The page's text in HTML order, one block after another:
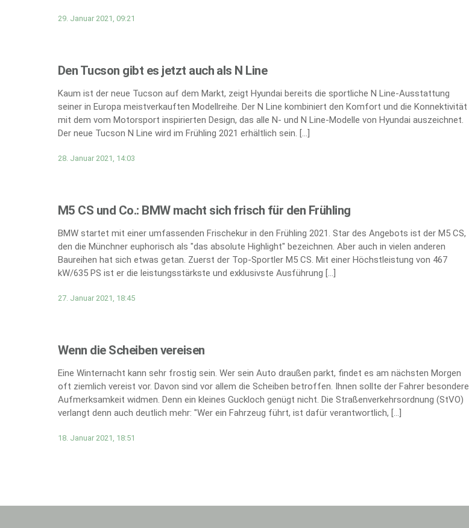
29. Januar 2021, 09:21
Den Tucson gibt es jetzt auch als N Line
Kaum ist der neue Tucson auf dem Markt, zeigt Hyundai bereits die sportliche N Line-Ausstattung
seiner in Europa meistverkauften Modellreihe. Der N Line kombiniert den Komfort und die Konnektivität
mit dem vom Motorsport inspirierten Design, das alle N- und N Line-Modelle von Hyundai auszeichnet.
Der neue Tucson N Line wird im Frühling 2021 erhältlich sein. […]
28. Januar 2021, 14:03
M5 CS und Co.: BMW macht sich frisch für den Frühling
BMW startet mit einer umfassenden Frischekur in den Frühling 2021. Star des Angebots ist der M5 CS,
den die Münchner euphorisch als "das absolute Highlight" bezeichnen. Aber auch in vielen anderen
Baureihen hat sich etwas getan. Zuerst der Top-Sportler M5 CS. Mit einer Höchstleistung von 467
kW/635 PS ist er die leistungsstärkste und exklusivste Ausführung […]
27. Januar 2021, 18:45
Wenn die Scheiben vereisen
Eine Winternacht kann sehr frostig sein. Wer sein Auto draußen parkt, findet es am nächsten Morgen
oft ziemlich vereist vor. Davon sind vor allem die Scheiben betroffen. Ihnen sollte der Fahrer besondere
Aufmerksamkeit widmen. Denn ein kleines Guckloch genügt nicht. Die Straßenverkehrsordnung (StVO)
verlangt denn auch deutlich mehr: "Wer ein Fahrzeug führt, ist dafür verantwortlich, […]
18. Januar 2021, 18:51